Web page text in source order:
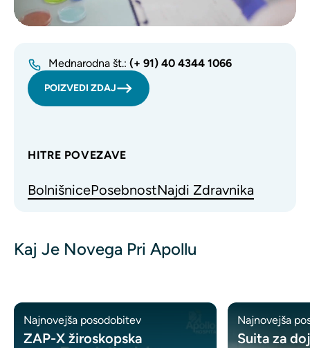
Mednarodna št.: (+ 91) 40 4344 1066
POIZVEDI ZDAJ
HITRE POVEZAVE
BolnišnicePosebnostNajdi Zdravnika
Kaj Je Novega Pri Apollu
Najnovejša posodobitev
ZAP-X žiroskopska
Najnovejša
Suita za